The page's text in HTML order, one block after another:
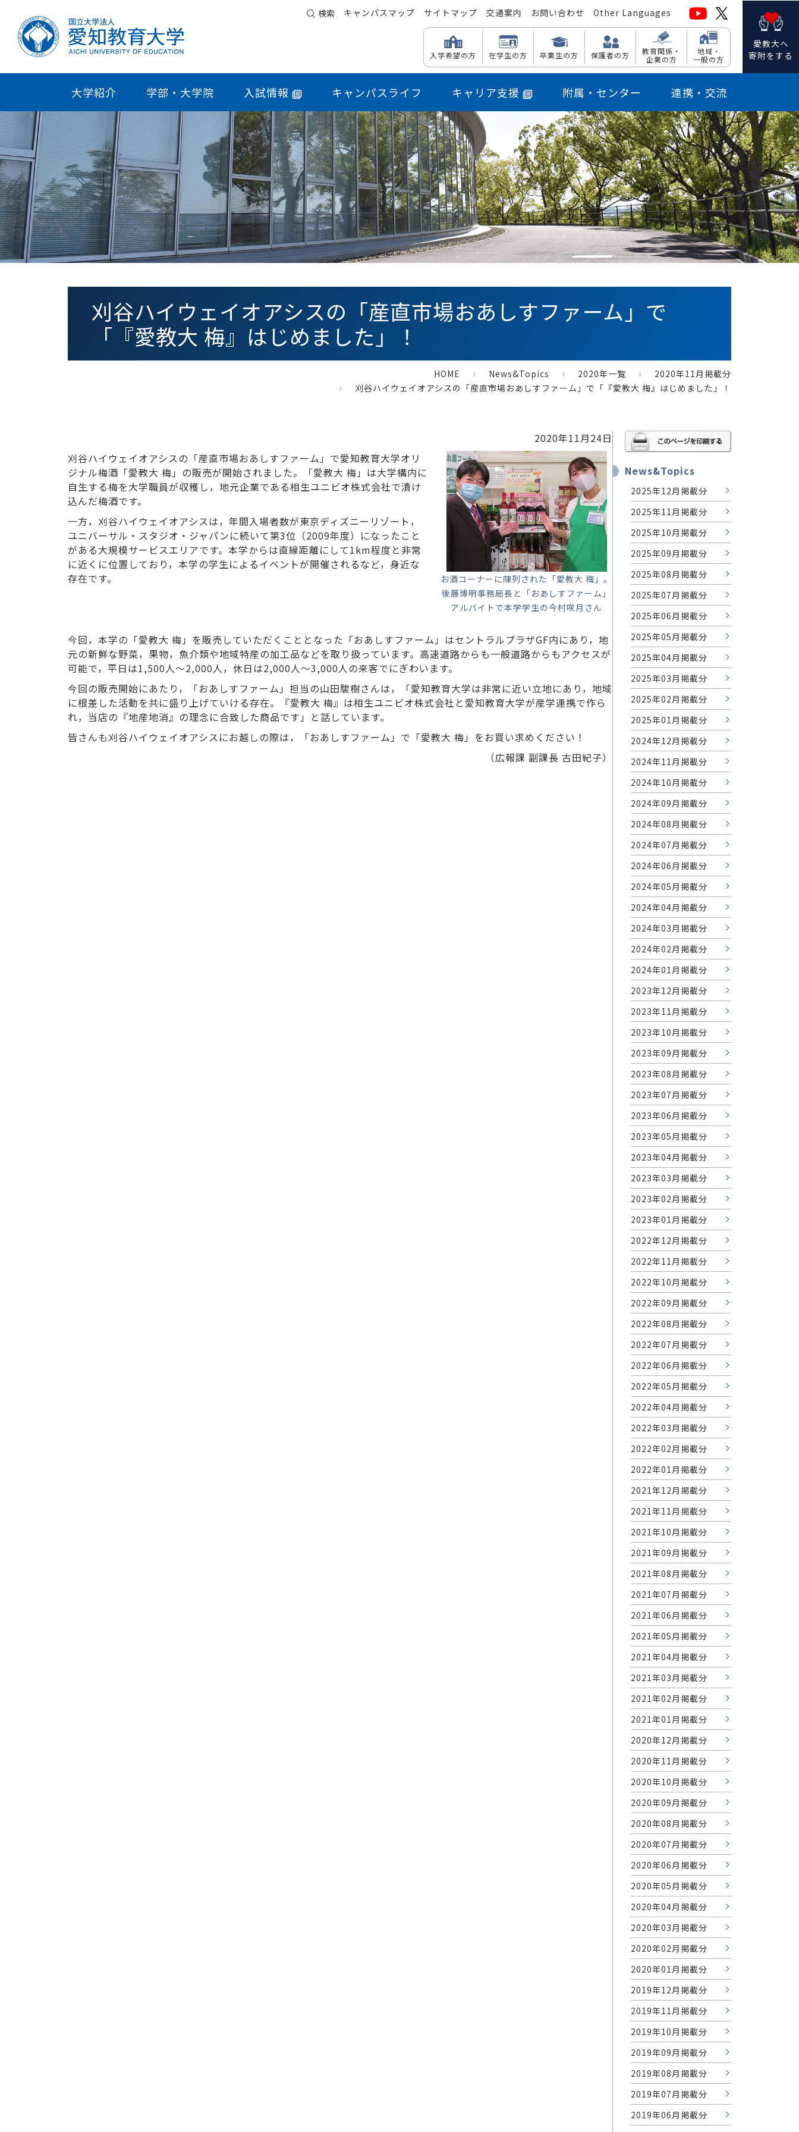
検索 キャンパスマップ サイトマップ 交通案内 お問い合わせ Other Languages
入学希望の方 在学生の方 卒業生の方 保護者の方
教育関係・
企業の方
地域・
一般の方
愛教大へ
寄附をする
大学紹介 学部・大学院 入試情報 キャンパスライフ キャリア支援 附属・センター 連携・交流
刈谷ハイウェイオアシスの「産直市場おあしすファーム」で
「『愛教大 梅』はじめました」！
HOME News&Topics 2020年一覧
2020年11月掲載分
刈谷ハイウェイオアシスの「産直市場おあしすファーム」で「『愛教大 梅』はじめました」！
2020年11月24日
お酒コーナーに陳列された「愛教大 梅」。
後藤博明事務局長と「おあしすファーム」
アルバイトで本学学生の今村咲月さん
刈谷ハイウェイオアシスの「産直市場おあしすファーム」で愛知教育大学オリ
ジナル梅酒「愛教大 梅」の販売が開始されました。「愛教大 梅」は大学構内に
自生する梅を大学職員が収穫し，地元企業である相生ユニビオ株式会社で漬け
込んだ梅酒です。
一方，刈谷ハイウェイオアシスは，年間入場者数が東京ディズニーリゾート，
ユニバーサル・スタジオ・ジャパンに続いて第3位（2009年度）になったこと
がある大規模サービスエリアです。本学からは直線距離にして1km程度と非常
に近くに位置しており，本学の学生によるイベントが開催されるなど，身近な
存在です。
今回，本学の「愛教大 梅」を販売していただくこととなった「おあしすファーム」はセントラルプラザGF内にあり，地
元の新鮮な野菜，果物，魚介類や地域特産の加工品などを取り扱っています。高速道路からも一般道路からもアクセスが
可能で，平日は1,500人～2,000人，休日は2,000人～3,000人の来客でにぎわいます。
今回の販売開始にあたり，「おあしすファーム」担当の山田駿樹さんは，「愛知教育大学は非常に近い立地にあり，地域
に根差した活動を共に盛り上げていける存在。『愛教大 梅』は相生ユニビオ株式会社と愛知教育大学が産学連携で作ら
れ，当店の『地産地消』の理念に合致した商品です」と話しています。
皆さんも刈谷ハイウェイオアシスにお越しの際は，「おあしすファーム」で「愛教大 梅」をお買い求めください！
（広報課 副課長 古田紀子）
News&Topics
2025年12月掲載分
2025年11月掲載分
2025年10月掲載分
2025年09月掲載分
2025年08月掲載分
2025年07月掲載分
2025年06月掲載分
2025年05月掲載分
2025年04月掲載分
2025年03月掲載分
2025年02月掲載分
2025年01月掲載分
2024年12月掲載分
2024年11月掲載分
2024年10月掲載分
2024年09月掲載分
2024年08月掲載分
2024年07月掲載分
2024年06月掲載分
2024年05月掲載分
2024年04月掲載分
2024年03月掲載分
2024年02月掲載分
2024年01月掲載分
2023年12月掲載分
2023年11月掲載分
2023年10月掲載分
2023年09月掲載分
2023年08月掲載分
2023年07月掲載分
2023年06月掲載分
2023年05月掲載分
2023年04月掲載分
2023年03月掲載分
2023年02月掲載分
2023年01月掲載分
2022年12月掲載分
2022年11月掲載分
2022年10月掲載分
2022年09月掲載分
2022年08月掲載分
2022年07月掲載分
2022年06月掲載分
2022年05月掲載分
2022年04月掲載分
2022年03月掲載分
2022年02月掲載分
2022年01月掲載分
2021年12月掲載分
2021年11月掲載分
2021年10月掲載分
2021年09月掲載分
2021年08月掲載分
2021年07月掲載分
2021年06月掲載分
2021年05月掲載分
2021年04月掲載分
2021年03月掲載分
2021年02月掲載分
2021年01月掲載分
2020年12月掲載分
2020年11月掲載分
2020年10月掲載分
2020年09月掲載分
2020年08月掲載分
2020年07月掲載分
2020年06月掲載分
2020年05月掲載分
2020年04月掲載分
2020年03月掲載分
2020年02月掲載分
2020年01月掲載分
2019年12月掲載分
2019年11月掲載分
2019年10月掲載分
2019年09月掲載分
2019年08月掲載分
2019年07月掲載分
2019年06月掲載分